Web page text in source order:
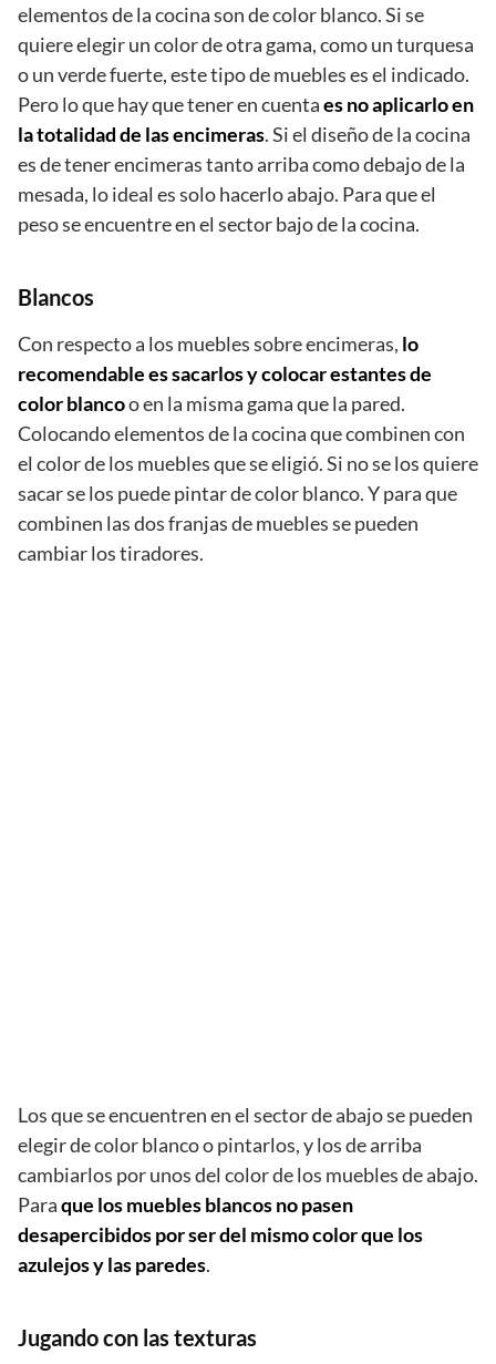
elementos de la cocina son de color blanco. Si se
quiere elegir un color de otra gama, como un turquesa
o un verde fuerte, este tipo de muebles es el indicado.
Pero lo que hay que tener en cuentaes no aplicarlo en
la totalidad de las encimeras. Si el diseño de la cocina
es de tener encimeras tanto arriba como debajo de la
mesada, lo ideal es solo hacerlo abajo. Para que el
peso se encuentre en el sector bajo de la cocina.
Blancos
Con respecto a los muebles sobre encimeras, lo
recomendable es sacarlos y colocar estantes de
color blancoo en la misma gama que la pared.
Colocando elementos de la cocina que combinen con
el color de los muebles que se eligió. Si no se los quiere
sacar se los puede pintar de color blanco. Y para que
combinen las dos franjas de muebles se pueden
cambiar los tiradores.
Los que se encuentren en el sector de abajo se pueden
elegir de color blanco o pintarlos, y los de arriba
cambiarlos por unos del color de los muebles de abajo.
Paraque los muebles blancos no pasen
desapercibidos por ser del mismo color que los
azulejos y las paredes.
Jugando con las texturas